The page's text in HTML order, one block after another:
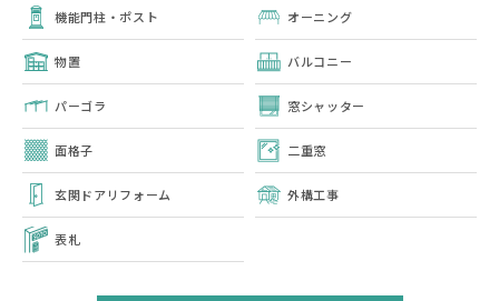
機能門柱・ポスト オーニング
物置 バルコニー
パーゴラ 窓シャッター
面格子 二重窓
玄関ドアリフォーム 外構工事
表札